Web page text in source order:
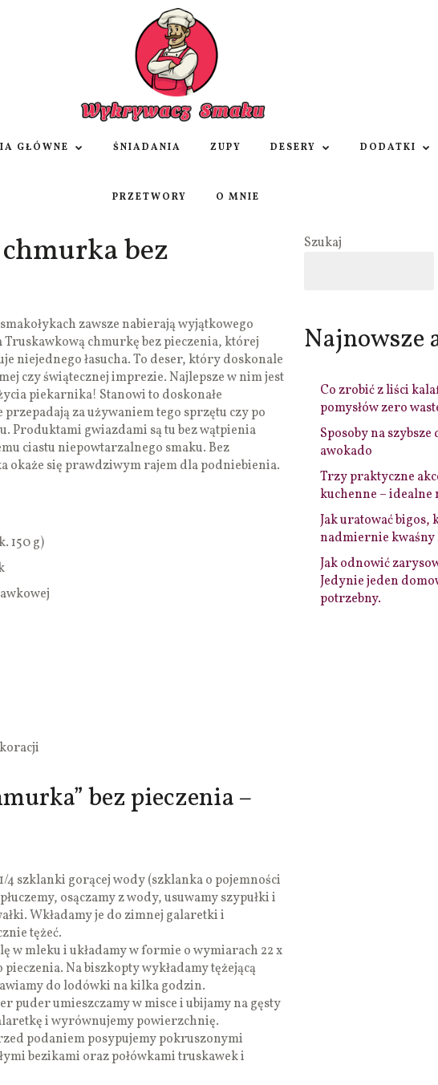
GŁÓWNE ŚNIADANIA ZUPY DESERY DODATKI
PRZETWORY O MNIE
bez
zawsze nabierają wyjątkowego
chmurkę bez pieczenia, której
niejednego łasucha. To deser, który doskonale
czy świątecznej imprezie. Najlepsze w nim jest
piekarnika! Stanowi to doskonałe
za używaniem tego sprzętu czy po
Produktami gwiazdami są tu bez wątpienia
ciastu niepowtarzalnego smaku. Bez
okaże się prawdziwym rajem dla podniebienia.
150 g)
bez pieczenia –
4 szklanki gorącej wody (szklanka o pojemności
osączamy z wody, usuwamy szypułki i
Wkładamy je do zimnej galaretki i
tężeć.
w mleku i układamy w formie o wymiarach 22 x
Na biszkopty wykładamy tężejącą
do lodówki na kilka godzin.
puder umieszczamy w misce i ubijamy na gęsty
i wyrównujemy powierzchnię.
podaniem posypujemy pokruszonymi
bezikami oraz połówkami truskawek i
Szukaj
Najnowsze
Co zrobić z liści
pomysłów zero
Sposoby na
awokado
Trzy praktyczne
kuchenne – idealne
Jak uratować bigos,
nadmiernie kwaśny
Jak odnowić
Jedynie jeden
potrzebny.